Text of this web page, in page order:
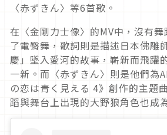
〈赤ずきん〉等6首歌。
在〈金剛力士像〉的MV中，沒有
了電臀舞，歌詞則是描述日本佛雕
慶」墜入愛河的故事，嶄新而飛躍
一新。而〈赤ずきん〉則是他們為
の恋は青く見える 4》創作的主題
蹈與舞台上出現的大野狼角色也成